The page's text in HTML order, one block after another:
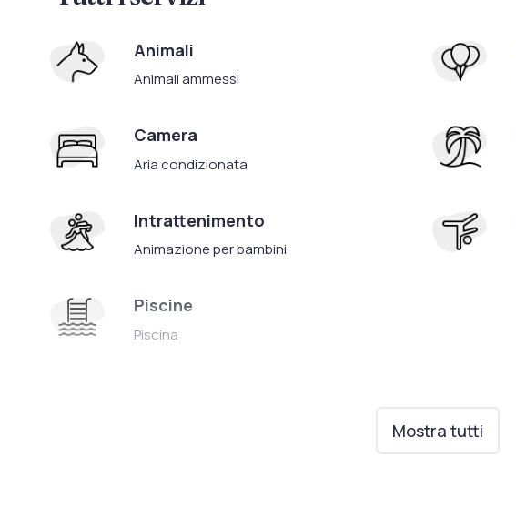
Animali
Animali ammessi
Camera
Aria condizionata
Intrattenimento
Animazione per bambini
Piscine
Piscina
Mostra tutti